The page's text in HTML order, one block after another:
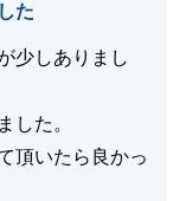
た
少しありまし
した。
頂いたら良かっ